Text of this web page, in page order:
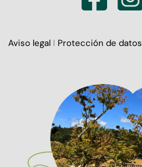
Aviso legal I Protección de datos